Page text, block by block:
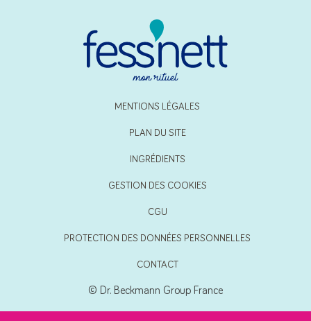
MENTIONS LÉGALES
PLAN DU SITE
INGRÉDIENTS
GESTION DES COOKIES
CGU
PROTECTION DES DONNÉES PERSONNELLES
CONTACT
© Dr. Beckmann Group France